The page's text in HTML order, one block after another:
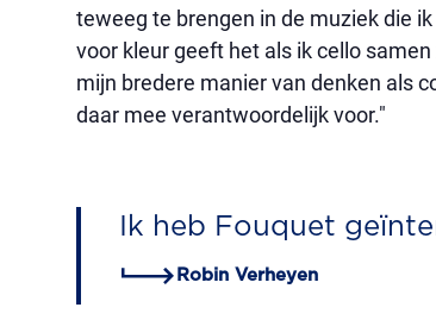
teweeg te brengen in de muziek die
voor kleur geeft het als ik cello
mijn bredere manier van denken als
daar mee verantwoordelijk voor."
Ik heb Fouquet
Robin Verheyen